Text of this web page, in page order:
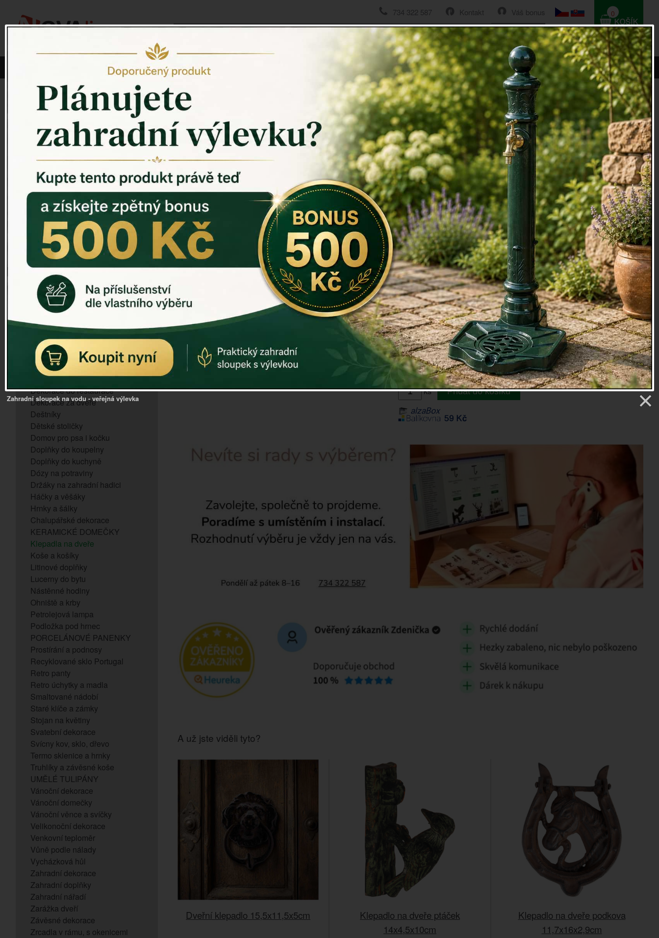
Váš bonus
Kontakt
734 322 587
HLEDAT
0
0 Kč
Vyberte si kategorii: NOVINKY
PÍTKO PRO PTÁKY
ZAHRADNÍ SOCHY
ZAHRADNÍ UMYVADLA
PTAČÍ BUDKY
Litinové škrabáky na boty
DEKORACE NA HROB
RETRO KONZOLE
Domovní čísla - litina
DEKORACE NA ZEĎ
ZVONKOHRA
ZVONY A ZVONKY
PTAČÍ KRMÍTKA
SLUNEČNÍ HODINY
Dózy na brambory a zeleninu
VÝPRODEJ - poslední kusy
Andělé, něžné sošky
Aroma lampy
Buddha soška
BUDKY PRO SÝKORKY
Budky pro vrabce
Bytový textil
Dárky pro muže
Dekorace do bytu
Dekorace do restaurace
Dekorace za dveře
Deštníky
Dětské stoličky
Domov pro psa i kočku
Doplňky do koupelny
Doplňky do kuchyně
Dózy na potraviny
Držáky na zahradní hadici
Háčky a věšáky
Hrnky a šálky
Chalupářské dekorace
KERAMICKÉ DOMEČKY
Klepadla na dveře
Koše a košíky
Litinové doplňky
Lucerny do bytu
Nástěnné hodiny
Ohniště a krby
Petrolejová lampa
Podložka pod hrnec
PORCELÁNOVÉ PANENKY
Prostírání a podnosy
Recyklované sklo Portugal
Retro panty
Retro úchytky a madla
Smaltované nádobí
Staré klíče a zámky
Stojan na květiny
Svatební dekorace
Svícny kov, sklo, dřevo
Termo sklenice a hrnky
Truhlíky a závěsné koše
UMĚLÉ TULIPÁNY
Vánoční dekorace
Vánoční domečky
Vánoční věnce a svíčky
Velikonoční dekorace
Venkovní teploměr
Vůně podle nálady
Vycházková hůl
Zahradní dekorace
Zahradní doplňky
Zahradní nářadí
Zarážka dveří
Závěsné dekorace
Zrcadla v rámu, s okenicemi
Venkovský domov Klepadlo na dveře andělíček 20,3cm
Klepadlo na dveře andělíček 20,3cm
Klepadlo na dveře andělíček20,3cm s vyobrazeným andělíčkem se
stane nezbytnou součástí Vašich vchodových dveří.
S tímto klepadlem příchod žádné návštěvy už rozhodně
nepřeslechnete!
Rozměry: výška 20,3cm, šířka 11cm, rozměr klepadla 11x7cm
Materiál: litina
Záruka: 2 roky
Kód:dek2313
Další parametry
ZVUK KLEPADLA
Cena: 299 Kč
SklademMŮŽETE MÍT JIŽ ZÍTRA
Doručíme do: 7.8.
ks
Přidat do košíku
A už jste viděli tyto?
Dveřní klepadlo 15,5x11,5x5cm
Klepadlo na dveře ptáček
14x4,5x10cm
Klepadlo na dveře podkova
11,7x16x2,9cm
Zahradní sloupek na vodu - veřejná výlevka